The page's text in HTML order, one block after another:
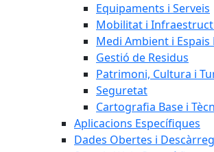
Equipaments i Serveis
Mobilitat i
Medi Ambient i Espais
Gestió de Residus
Patrimoni, Cultura i
Seguretat
Cartografia Base i
Aplicacions Específiques
Dades Obertes i